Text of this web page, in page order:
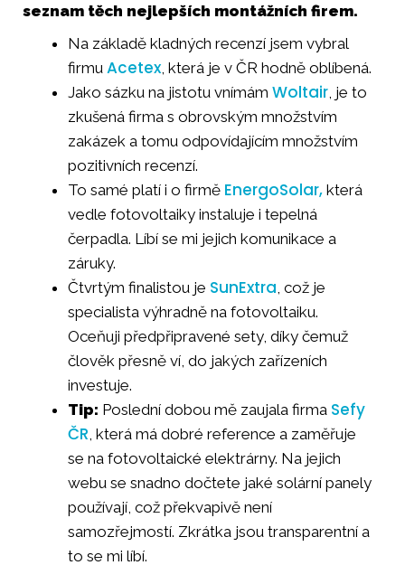
seznam těch nejlepších montážních firem.
Na základě kladných recenzí jsem vybral
firmu Acetex, která je v ČR hodně oblíbená.
Jako sázku na jistotu vnímám Woltair, je to
zkušená firma s obrovským množstvím
zakázek a tomu odpovídajícím množstvím
pozitivních recenzí.
To samé platí i o firmě EnergoSolar, která
vedle fotovoltaiky instaluje i tepelná
čerpadla. Líbí se mi jejich komunikace a
záruky.
Čtvrtým finalistou je SunExtra, což je
specialista výhradně na fotovoltaiku.
Oceňuji předpřipravené sety, díky čemuž
člověk přesně ví, do jakých zařízeních
investuje.
Tip: Poslední dobou mě zaujala firma Sefy
ČR, která má dobré reference a zaměřuje
se na fotovoltaické elektrárny. Na jejich
webu se snadno dočtete jaké solární panely
používají, což překvapivě není
samozřejmostí. Zkrátka jsou transparentní a
to se mi líbí.